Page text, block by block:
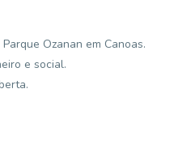
Ozanan em Canoas.
e social.